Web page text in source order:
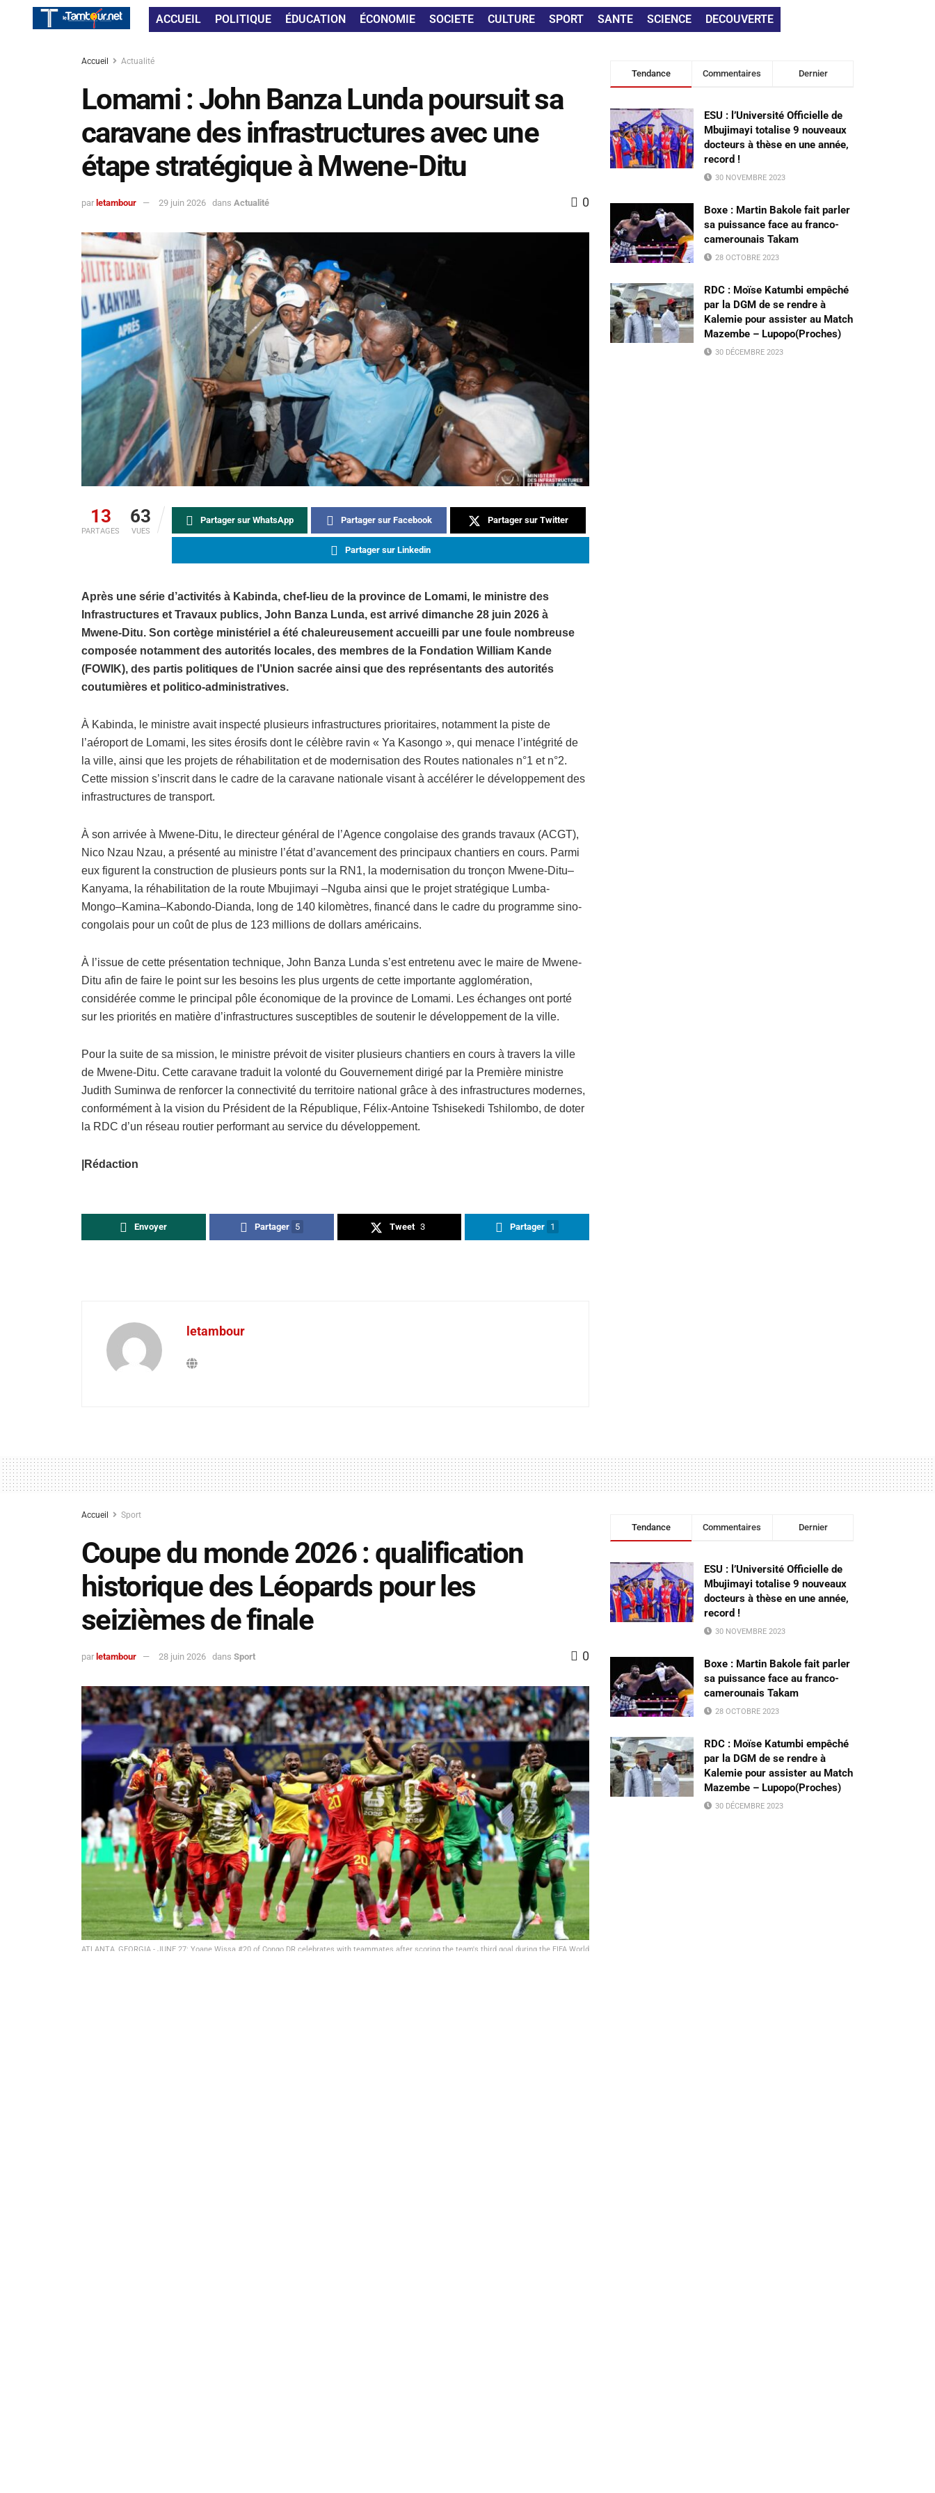
ACCUEIL POLITIQUE ÉDUCATION ÉCONOMIE SOCIETE CULTURE SPORT SANTE SCIENCE DECOUVERTE
Accueil Actualité
Lomami : John Banza Lunda poursuit sa
caravane des infrastructures avec une
étape stratégique à Mwene-Ditu
par letambour 29 juin 2026 dans Actualité 0
13
PARTAGES
63
VUES
Partager sur WhatsApp Partager sur Facebook Partager sur Twitter
Partager sur Linkedin
Après une série d’activités à Kabinda, chef-lieu de la province de Lomami, le ministre des
Infrastructures et Travaux publics, John Banza Lunda, est arrivé dimanche 28 juin 2026 à
Mwene-Ditu. Son cortège ministériel a été chaleureusement accueilli par une foule nombreuse
composée notamment des autorités locales, des membres de la Fondation William Kande
(FOWIK), des partis politiques de l’Union sacrée ainsi que des représentants des autorités
coutumières et politico-administratives.
À Kabinda, le ministre avait inspecté plusieurs infrastructures prioritaires, notamment la piste de
l’aéroport de Lomami, les sites érosifs dont le célèbre ravin « Ya Kasongo », qui menace l’intégrité de
la ville, ainsi que les projets de réhabilitation et de modernisation des Routes nationales n°1 et n°2.
Cette mission s’inscrit dans le cadre de la caravane nationale visant à accélérer le développement des
infrastructures de transport.
À son arrivée à Mwene-Ditu, le directeur général de l’Agence congolaise des grands travaux (ACGT),
Nico Nzau Nzau, a présenté au ministre l’état d’avancement des principaux chantiers en cours. Parmi
eux figurent la construction de plusieurs ponts sur la RN1, la modernisation du tronçon Mwene-Ditu–
Kanyama, la réhabilitation de la route Mbujimayi –Nguba ainsi que le projet stratégique Lumba-
Mongo–Kamina–Kabondo-Dianda, long de 140 kilomètres, financé dans le cadre du programme sino-
congolais pour un coût de plus de 123 millions de dollars américains.
À l’issue de cette présentation technique, John Banza Lunda s’est entretenu avec le maire de Mwene-
Ditu afin de faire le point sur les besoins les plus urgents de cette importante agglomération,
considérée comme le principal pôle économique de la province de Lomami. Les échanges ont porté
sur les priorités en matière d’infrastructures susceptibles de soutenir le développement de la ville.
Pour la suite de sa mission, le ministre prévoit de visiter plusieurs chantiers en cours à travers la ville
de Mwene-Ditu. Cette caravane traduit la volonté du Gouvernement dirigé par la Première ministre
Judith Suminwa de renforcer la connectivité du territoire national grâce à des infrastructures modernes,
conformément à la vision du Président de la République, Félix-Antoine Tshisekedi Tshilombo, de doter
la RDC d’un réseau routier performant au service du développement.
|Rédaction
Envoyer Partager 5 Tweet 3 Partager 1
letambour
Tendance Commentaires Dernier
ESU : l’Université Officielle de
Mbujimayi totalise 9 nouveaux
docteurs à thèse en une année,
record !
30 NOVEMBRE 2023
Boxe : Martin Bakole fait parler
sa puissance face au franco-
camerounais Takam
28 OCTOBRE 2023
RDC : Moïse Katumbi empêché
par la DGM de se rendre à
Kalemie pour assister au Match
Mazembe – Lupopo(Proches)
30 DÉCEMBRE 2023
Accueil Sport
Coupe du monde 2026 : qualification
historique des Léopards pour les
seizièmes de finale
par letambour 28 juin 2026 dans Sport 0
ATLANTA, GEORGIA - JUNE 27: Yoane Wissa #20 of Congo DR celebrates with teammates after scoring the team's third goal during the FIFA World
Tendance Commentaires Dernier
ESU : l’Université Officielle de
Mbujimayi totalise 9 nouveaux
docteurs à thèse en une année,
record !
30 NOVEMBRE 2023
Boxe : Martin Bakole fait parler
sa puissance face au franco-
camerounais Takam
28 OCTOBRE 2023
RDC : Moïse Katumbi empêché
par la DGM de se rendre à
Kalemie pour assister au Match
Mazembe – Lupopo(Proches)
30 DÉCEMBRE 2023